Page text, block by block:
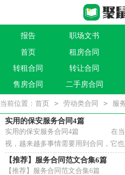
报告 职场文书
作文大全 实用文
借贷类合同 建筑类合同
首页 租房合同
转租合同
转让合同
售房合同
二手房合同
当前位置： 首页 > 劳动类合同 > 服
实用的保安服务合同4篇
实用的保安服务合同4篇 在当今
视，越来越多事情需要用到合同，它
措施。那么一份详细的合同要怎么写呢
【推荐】服务合同范文合集6篇
【推荐】服务合同范文合集6篇